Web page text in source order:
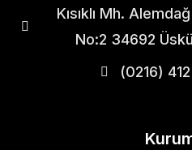
Kısıklı Mh.
No:2 34692
(0216)